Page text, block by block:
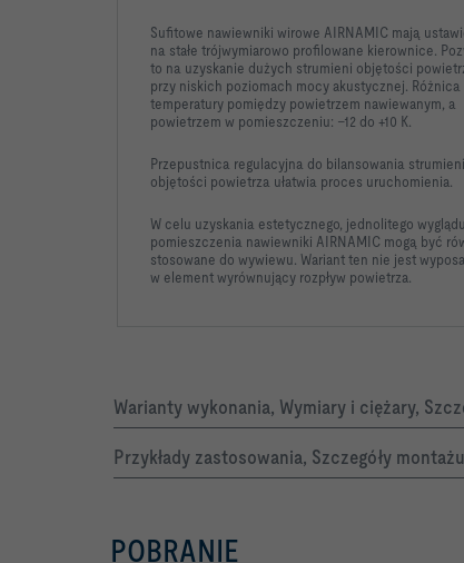
Sufitowe nawiewniki wirowe AIRNAMIC mają
na stałe trójwymiarowo profilowane kierownice.
to na uzyskanie dużych strumieni objętości
przy niskich poziomach mocy akustycznej. Różnica
temperatury pomiędzy powietrzem nawiewanym, a
powietrzem w pomieszczeniu: –12 do +10 K.
Przepustnica regulacyjna do bilansowania
objętości powietrza ułatwia proces uruchomienia.
W celu uzyskania estetycznego, jednolitego wyglądu
pomieszczenia nawiewniki AIRNAMIC mogą być
stosowane do wywiewu. Wariant ten nie jest
w element wyrównujący rozpływ powietrza.
Warianty wykonania, Wymiary i ciężary,
Przykłady zastosowania, Szczegóły
POBRANIE